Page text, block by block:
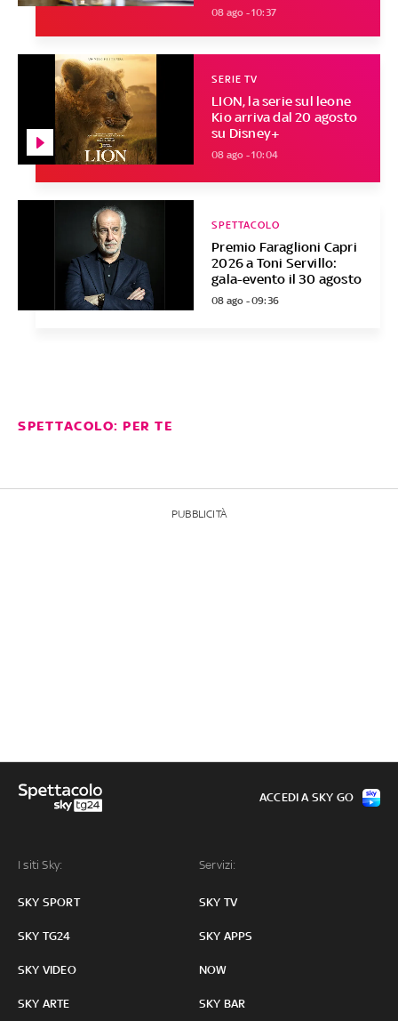
08 ago - 10:37
LION, la serie sul leone
Kio arriva dal 20 agosto
su Disney+
SERIE TV
08 ago - 10:04
Premio Faraglioni Capri
2026 a Toni Servillo:
gala-evento il 30 agosto
SPETTACOLO
08 ago - 09:36
SPETTACOLO: PER TE
PUBBLICITÀ
I siti Sky:
SKY SPORT
SKY TG24
SKY VIDEO
SKY ARTE
Servizi:
SKY TV
SKY APPS
NOW
SKY BAR
ACCEDI A SKY GO